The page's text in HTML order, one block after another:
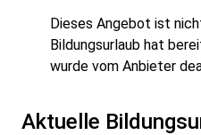
Dieses Angebot ist
Bildungsurlaub hat
wurde vom Anbieter
Aktuelle